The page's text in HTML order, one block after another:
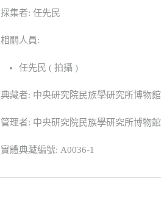
採集者: 任先民
相關人員:
任先民 ( 拍攝 )
典藏者: 中央研究院民族學研究所博物館
管理者: 中央研究院民族學研究所博物館
實體典藏編號: A0036-1